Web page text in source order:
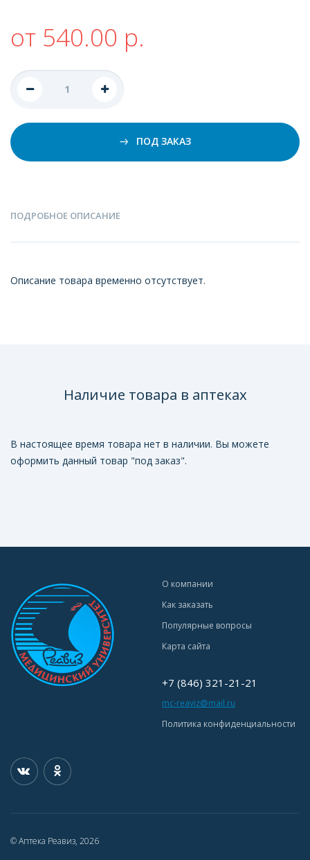
от 540.00 р.
ПОД ЗАКАЗ
ПОДРОБНОЕ ОПИСАНИЕ
Описание товара временно отсутствует.
Наличие товара в аптеках
В настоящее время товара нет в наличии. Вы можете
оформить данный товар "под заказ".
О компании
Как заказать
Популярные вопросы
Карта сайта
+7 (846) 321-21-21
mc-reaviz@mail.ru
Политика конфиденциальности
© Аптека Реавиз, 2026